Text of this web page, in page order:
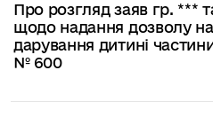
Про розгляд заяв гр. ***
щодо надання дозволу
дарування дитині
№ 600